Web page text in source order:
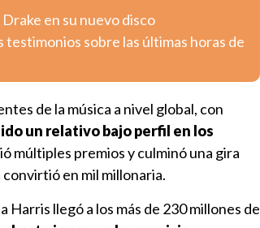
en su nuevo disco
sobre las últimas horas de
de la música a nivel global, con
un relativo bajo perfil en los
múltiples premios y culminó una gira
en mil millonaria.
Harris llegó a los más de 230 millones de